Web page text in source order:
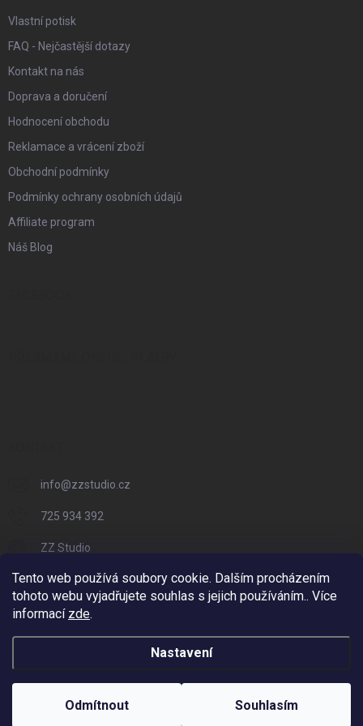
Tento web používá soubory cookie. Dalším procházením
tohoto webu vyjadřujete souhlas s jejich používáním.. Více
informací zde.
Nastavení
Odmítnout Souhlasím
Vlastní potisk
FAQ - Nejčastější dotazy
Kontakt na nás
Doprava a doručení
Hodnocení obchodu
Reklamace a vrácení zboží
Obchodní podmínky
Podmínky ochrany osobních údajů
Affiliate program
Náš Blog
info@zzstudio.cz
725 934 392
ZZ Studio
zzstudio_cz
Vytvořil Shoptet
ZZ Eshop - Svět potisku. Všechna práva vyhrazena.